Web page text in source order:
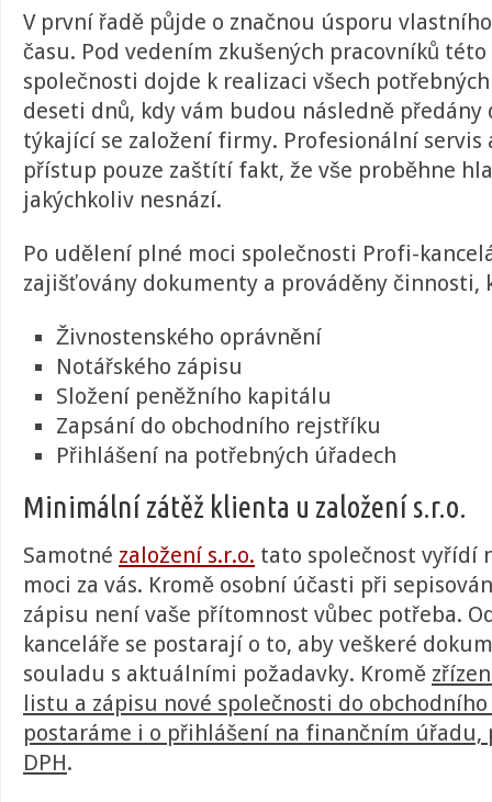
V první řadě půjde o značnou úsporu
času. Pod vedením zkušených pracovníků této
společnosti dojde k realizaci všech
deseti dnů, kdy vám budou následně
týkající se založení firmy. Profesionální
přístup pouze zaštítí fakt, že vše proběhne
jakýchkoliv nesnází.
Po udělení plné moci společnosti Profi-
zajišťovány dokumenty a prováděny činnosti,
Živnostenského oprávnění
Notářského zápisu
Složení peněžního kapitálu
Zapsání do obchodního rejstříku
Přihlášení na potřebných úřadech
Minimální zátěž klienta u založení s.r.o.
Samotné založení s.r.o. tato společnost vyřídí
moci za vás. Kromě osobní účasti při
zápisu není vaše přítomnost vůbec potřeba.
kanceláře se postarají o to, aby veškeré
souladu s aktuálními požadavky. Kromě
listu a zápisu nové společnosti do
postaráme i o přihlášení na finančním úřadu,
DPH.